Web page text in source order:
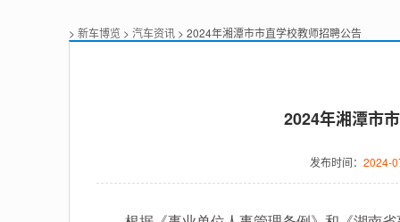
> 新车博览 > 汽车资讯 > 2024年湘潭市市直学校教师招聘公告
2024年湘潭市
发布时间： 2024-